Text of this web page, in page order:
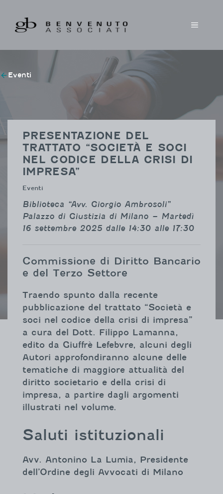
contenuto
MENU
Eventi
PRESENTAZIONE DEL
TRATTATO “SOCIETÀ E SOCI
NEL CODICE DELLA CRISI DI
IMPRESA”
Eventi
Biblioteca “Avv. Giorgio Ambrosoli”
Palazzo di Giustizia di Milano – Martedì
16 settembre 2025 dalle 14:30 alle 17:30
Commissione di Diritto Bancario
e del Terzo Settore
Traendo spunto dalla recente
pubblicazione del trattato “Società e
soci nel codice della crisi di impresa”
a cura del Dott. Filippo Lamanna,
edito da Giuffrè Lefebvre, alcuni degli
Autori approfondiranno alcune delle
tematiche di maggiore attualità del
diritto societario e della crisi di
impresa, a partire dagli argomenti
illustrati nel volume.
Saluti istituzionali
Avv. Antonino La Lumia, Presidente
dell’Ordine degli Avvocati di Milano